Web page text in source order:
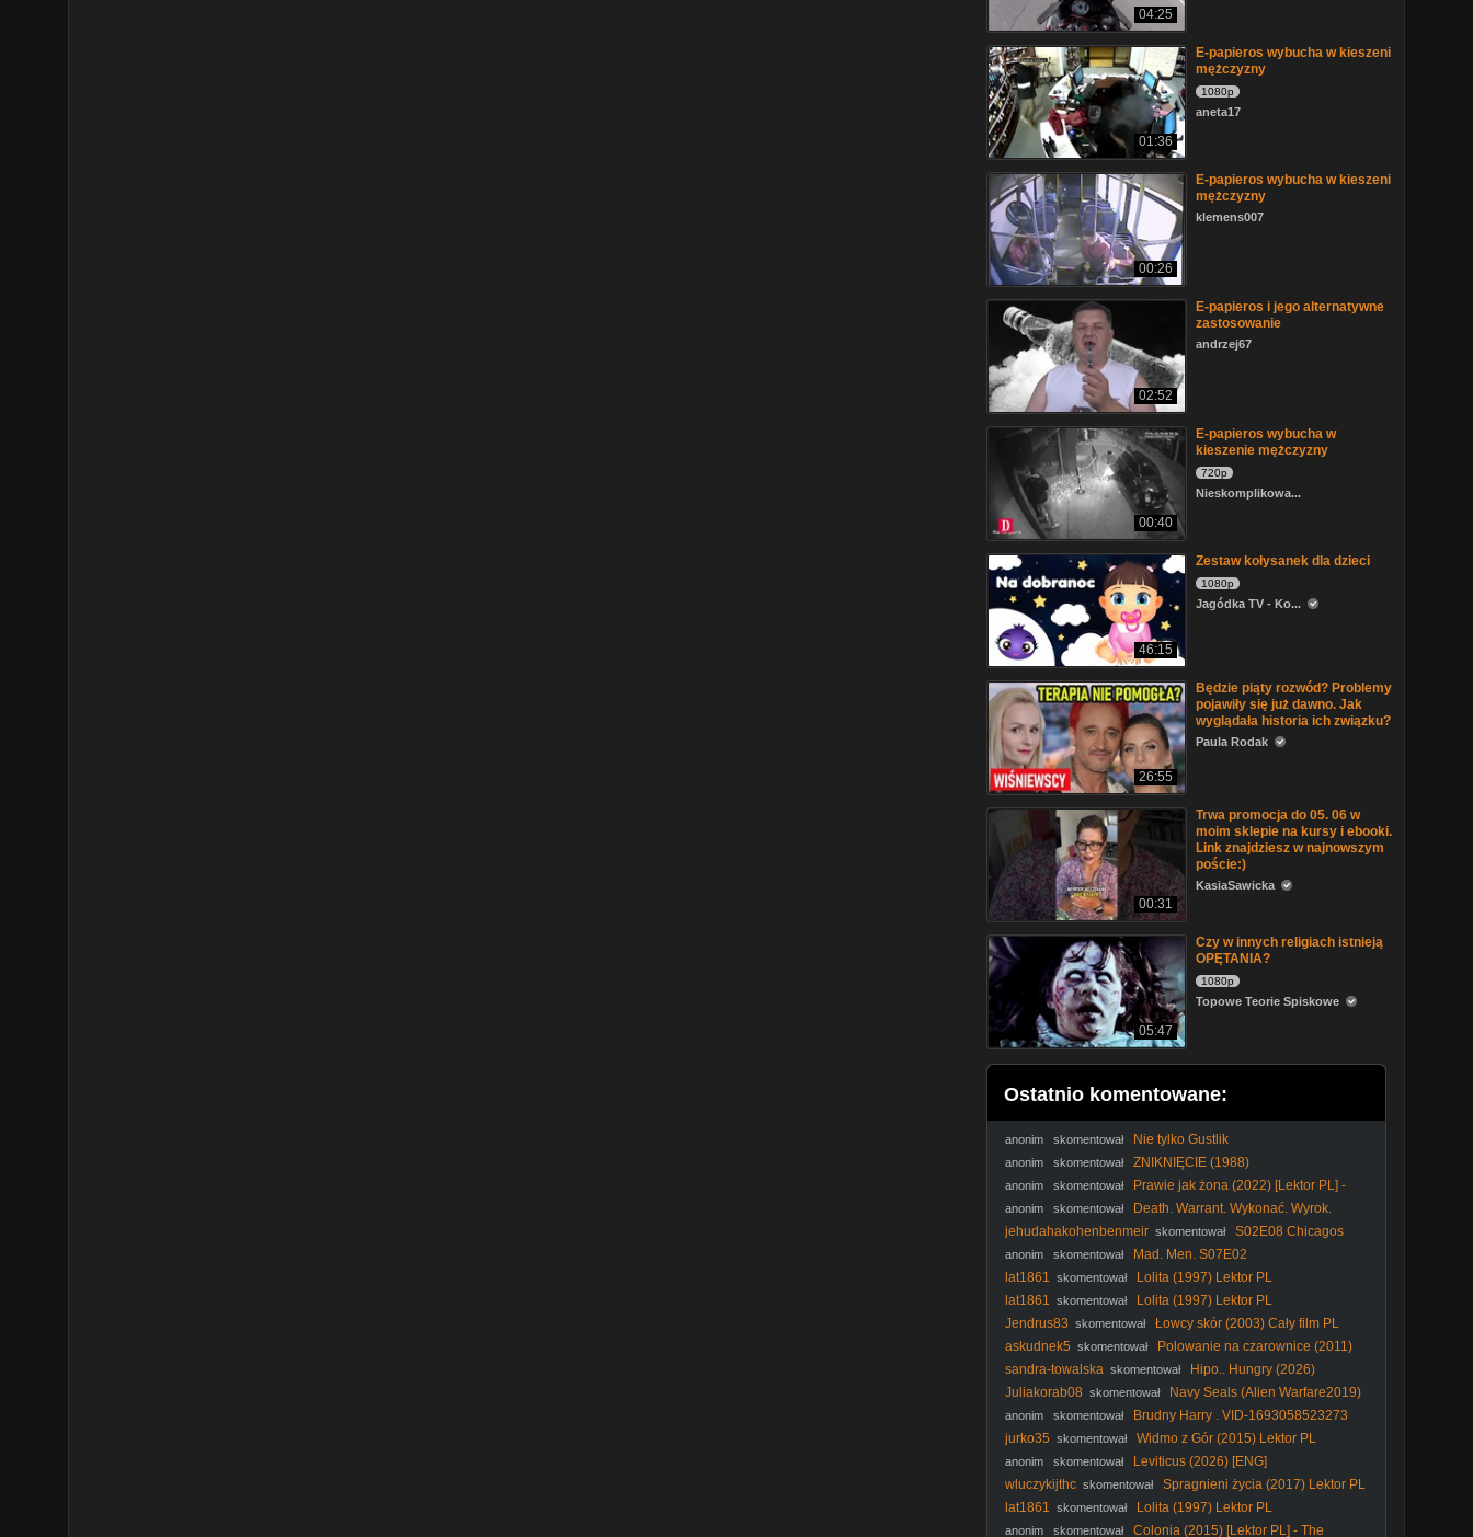
04:25
01:36
E-papieros wybucha w kieszeni
mężczyzny
1080p
aneta17
00:26
E-papieros wybucha w kieszeni
mężczyzny
klemens007
02:52
E-papieros i jego alternatywne
zastosowanie
andrzej67
00:40
E-papieros wybucha w
kieszenie mężczyzny
720p
Nieskomplikowa...
46:15
Zestaw kołysanek dla dzieci
1080p
Jagódka TV - Ko...
26:55
Będzie piąty rozwód? Problemy
pojawiły się już dawno. Jak
wyglądała historia ich związku?
Paula Rodak
00:31
Trwa promocja do 05. 06 w
moim sklepie na kursy i ebooki.
Link znajdziesz w najnowszym
poście:)
KasiaSawicka
05:47
Czy w innych religiach istnieją
OPĘTANIA?
1080p
Topowe Teorie Spiskowe
Ostatnio komentowane:
anonim skomentował Nie tylko Gustlik
anonim skomentował ZNIKNIĘCIE (1988)
anonim skomentował
Prawie jak żona (2022) [Lektor PL] -
Wifelike
anonim skomentował
Death. Warrant. Wykonać. Wyrok.
1990. Lektor.pl
jehudahakohenbenmeir skomentował
S02E08 Chicagos
Tower of Terror
anonim skomentował
Mad. Men. S07E02
lat1861 skomentował
Lolita (1997) Lektor PL
lat1861 skomentował
Lolita (1997) Lektor PL
Jendrus83 skomentował
Łowcy skór (2003) Cały film PL
askudnek5 skomentował
Polowanie na czarownice (2011)
Lektor PL
sandra-towalska skomentował
Hipo.. Hungry (2026)
Juliakorab08 skomentował
Navy Seals (Alien Warfare2019)
Lektor Pl 720p.
anonim skomentował
Brudny Harry . VID-1693058523273
jurko35 skomentował Widmo z Gór (2015) Lektor PL
anonim skomentował
Leviticus (2026) [ENG]
wluczykijthc skomentował
Spragnieni życia (2017) Lektor PL
lat1861 skomentował Lolita (1997) Lektor PL
anonim skomentował Colonia (2015) [Lektor PL] - The